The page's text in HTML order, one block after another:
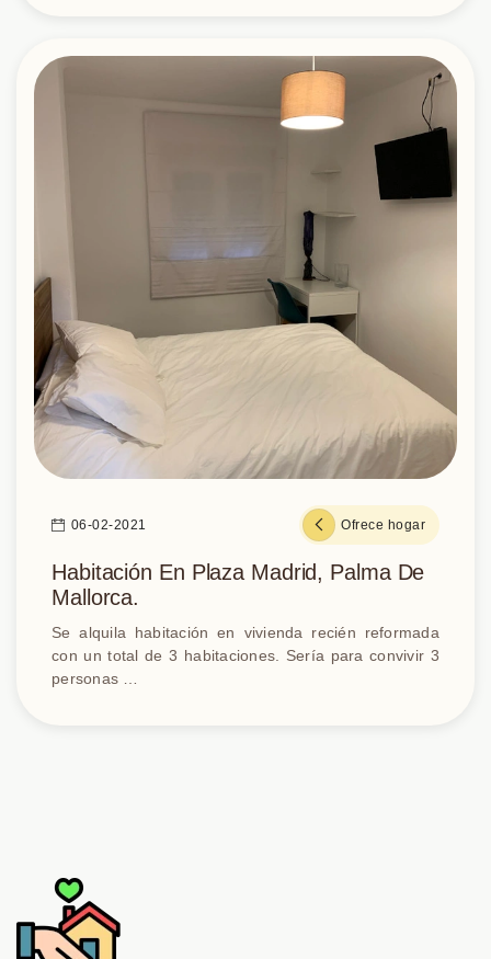
06-02-2021 Ofrece hogar
Habitación En Plaza Madrid, Palma De
Mallorca.
Se alquila habitación en vivienda recién reformada
con un total de 3 habitaciones. Sería para convivir 3
personas …